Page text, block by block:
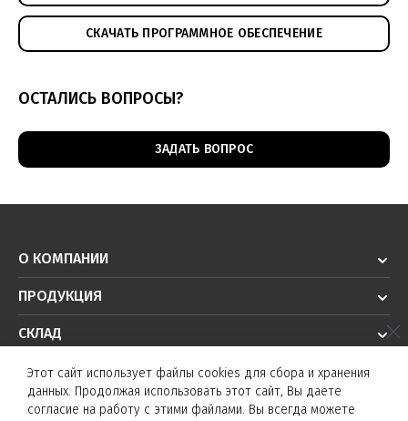
СКАЧАТЬ ПРОГРАММНОЕ ОБЕСПЕЧЕНИЕ
ОСТАЛИСЬ ВОПРОСЫ?
ЗАДАТЬ ВОПРОС
О КОМПАНИИ
ПРОДУКЦИЯ
СКЛАД
РЕШЕНИЯ
ТЕХПОДДЕРЖКА
Этот сайт использует файлы cookies для сбора и хранения
данных. Продолжая использовать этот сайт, Вы даете
согласие на работу с этими файлами. Вы всегда можете